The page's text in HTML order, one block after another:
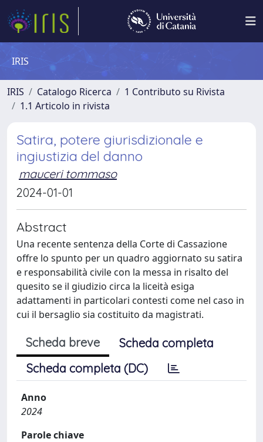
IRIS
IRIS Catalogo Ricerca
1 Contributo su Rivista
1.1 Articolo in rivista
Satira, potere giurisdizionale e
ingiustizia del danno
mauceri tommaso
2024-01-01
Abstract
Una recente sentenza della Corte di Cassazione
offre lo spunto per un quadro aggiornato su satira
e responsabilità civile con la messa in risalto del
quesito se il giudizio circa la liceità esiga
adattamenti in particolari contesti come nel caso in
cui il bersaglio sia costituito da magistrati.
Scheda breve
Scheda completa
Scheda completa (DC)
Anno
2024
Parole chiave